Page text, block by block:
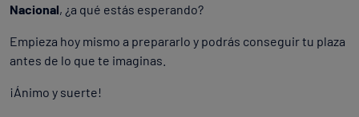
Nacional, ¿a qué estás esperando?
Empieza hoy mismo a prepararlo y podrás conseguir tu plaza
antes de lo que te imaginas.
¡Ánimo y suerte!